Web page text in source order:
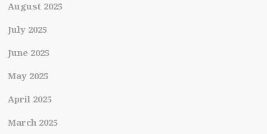
August 2025
July 2025
June 2025
May 2025
April 2025
March 2025